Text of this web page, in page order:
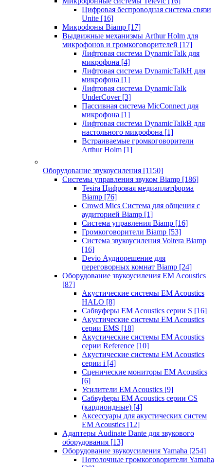
Цифровая беспроводная система связи
Unite [16]
Микрофоны Biamp [17]
Выдвижные механизмы Arthur Holm для
микрофонов и громкоговорителей [17]
Лифтовая система DynamicTalk для
микрофона [4]
Лифтовая система DynamicTalkH для
микрофона [1]
Лифтовая система DynamicTalk
UnderCover [3]
Пассивная система MicConnect для
микрофона [1]
Лифтовая система DynamicTalkB для
настольного микрофона [1]
Встраиваемые громкоговорители
Arthur Holm [1]
Оборудование звукоусиления [1150]
Системы управления звуком Biamp [186]
Tesira Цифровая медиаплатформа
Biamp [76]
Crowd Mics Система для общения с
аудиторией Biamp [1]
Система управления Biamp [16]
Громкоговорители Biamp [53]
Система звукоусиления Voltera Biamp
[16]
Devio Аудиорешение для
переговорных комнат Biamp [24]
Оборудование звукоусиления EM Acoustics
[87]
Акустические системы EM Acoustics
HALO [8]
Сабвуферы EM Acoustics серии S [16]
Акустические системы EM Acoustics
серии EMS [18]
Акустические системы EM Acoustics
серии Reference [10]
Акустические системы EM Acoustics
серии i [4]
Сценические мониторы EM Acoustics
[6]
Усилители EM Acoustics [9]
Сабвуферы EM Acoustics серии CS
(кардиоидные) [4]
Аксессуары для акустических систем
EM Acoustics [12]
Адаптеры Audinate Dante для звукового
оборудования [13]
Оборудование звукоусиления Yamaha [254]
Потолочные громкоговорители Yamaha